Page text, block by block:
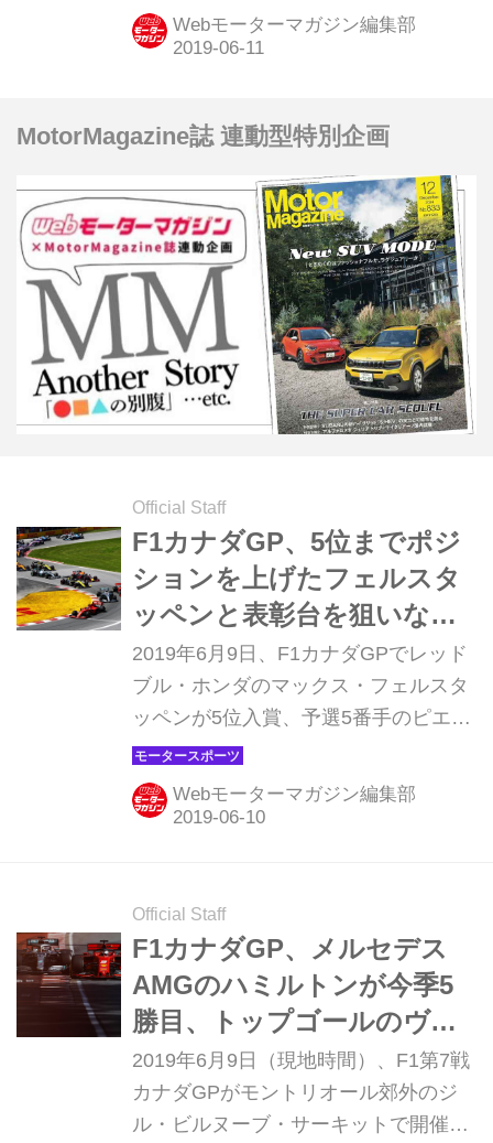
になった。オーバーテイクが可能なサ
ーキットでの息詰まる攻防、高い気温
Webモーターマガジン編集部
MotorMagazine誌 連動型特別企画
Official Staff
F1カナダGP、5位までポジ
ションを上げたフェルスタ
ッペンと表彰台を狙いなが
ら8位に敗れたガスリーの明
暗【モータースポーツ】
2019年6月9日、F1カナダGPでレッド
ブル・ホンダのマックス・フェルスタ
ッペンが5位入賞、予選5番手のピエー
ル・ガスリーは8位入賞を果たした。
予選の結果からすると少々意外だが、
どんなレースとなったのだろう。
Webモーターマガジン編集部
Official Staff
F1カナダGP、メルセデス
AMGのハミルトンが今季5
勝目、トップゴールのヴェ
ッテルは2位に降格【モータ
ースポーツ】
2019年6月9日（現地時間）、F1第7戦
カナダGPがモントリオール郊外のジ
ル・ビルヌーブ・サーキットで開催さ